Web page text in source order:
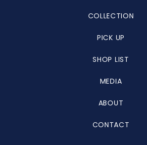
COLLECTION
PICK UP
SHOP LIST
MEDIA
ABOUT
CONTACT